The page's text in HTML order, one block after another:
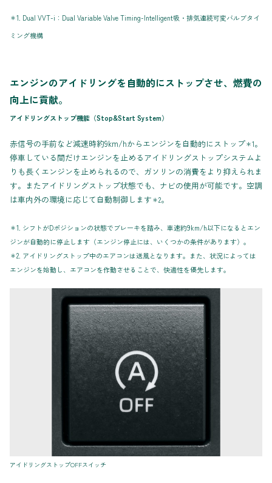
＊1. Dual VVT-i：Dual Variable Valve Timing-Intelligent吸・排気連続可変バルブタイ
ミング機構
エンジンのアイドリングを自動的にストップさせ、燃費の
向上に貢献。
アイドリングストップ機能（Stop&Start System）
赤信号の手前など減速時約9km/hからエンジンを自動的にストップ＊1。
停車している間だけエンジンを止めるアイドリングストップシステムよ
りも長くエンジンを止められるので、ガソリンの消費をより抑えられま
す。またアイドリングストップ状態でも、ナビの使用が可能です。空調
は車内外の環境に応じて自動制御します＊2。
＊1. シフトがDポジションの状態でブレーキを踏み、車速約9km/h以下になるとエン
ジンが自動的に停止します（エンジン停止には、いくつかの条件があります）。
＊2. アイドリングストップ中のエアコンは送風となります。また、状況によっては
エンジンを始動し、エアコンを作動させることで、快適性を優先します。
アイドリングストップOFFスイッチ